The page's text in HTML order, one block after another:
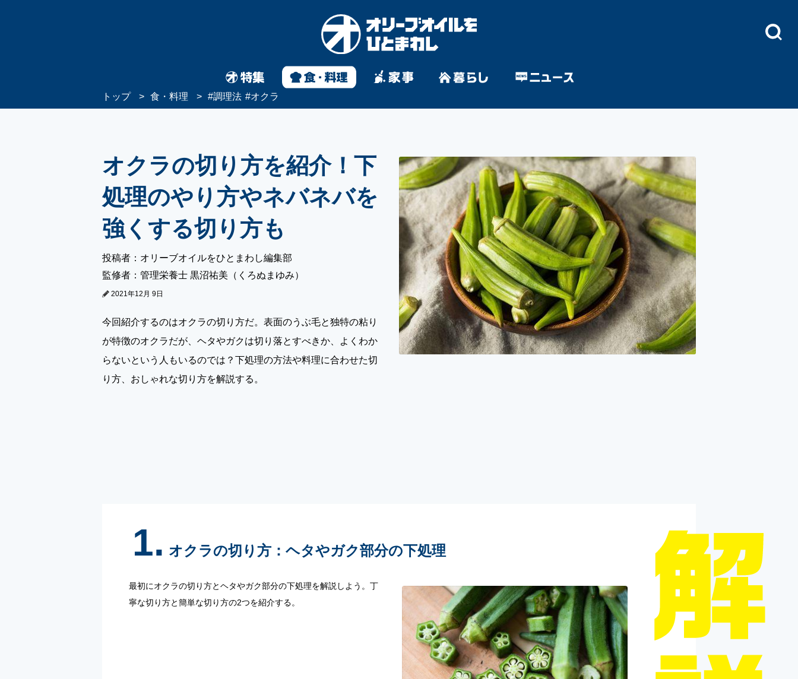
トップ 食・料理 #調理法 #オクラ
オクラの切り方を紹介！下
処理のやり方やネバネバを
強くする切り方も
投稿者：オリーブオイルをひとまわし編集部
監修者：管理栄養士 黒沼祐美（くろぬまゆみ）
2021年12月 9日
今回紹介するのはオクラの切り方だ。表面のうぶ毛と独特の粘り
が特徴のオクラだが、ヘタやガクは切り落とすべきか、よくわか
らないという人もいるのでは？下処理の方法や料理に合わせた切
り方、おしゃれな切り方を解説する。
1. オクラの切り方：ヘタやガク部分の下処理
最初にオクラの切り方とヘタやガク部分の下処理を解説しよう。丁
寧な切り方と簡単な切り方の2つを紹介する。